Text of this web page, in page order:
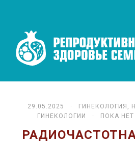
29.05.2025 · ГИНЕКОЛОГИЯ ,
ГИНЕКОЛОГИИ
· ПОКА НЕТ